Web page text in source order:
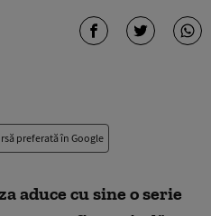
preferată în Google
aduce cu sine o serie